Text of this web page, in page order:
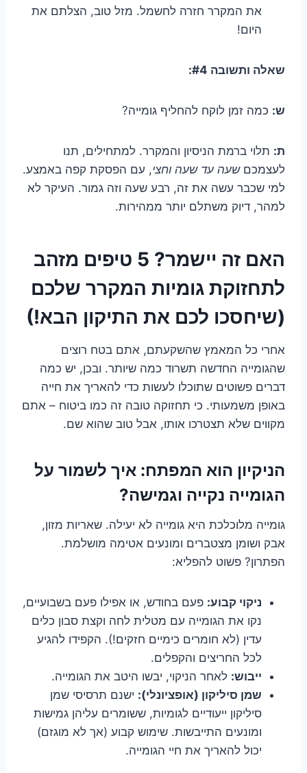
את המקרר חזרה לחשמל. מזל טוב, הצלתם את
היום!
שאלה ותשובה #4:
ש: כמה זמן לוקח להחליף גומייה?
ת: תלוי ברמת הניסיון והמקרר. למתחילים, תנו
לעצמכםשעה עד שעה וחצי, עם הפסקת קפה באמצע.
למי שכבר עשה את זה, רבע שעה וזה גמור. העיקר לא
למהר, דיוק משתלם יותר ממהירות.
האם זה יישמר? 5 טיפים מזהב
לתחזוקת גומיות המקרר שלכם
(שיחסכו לכם את התיקון הבא!)
אחרי כל המאמץ שהשקעתם, אתם בטח רוצים
שהגומייה החדשה תשרוד כמה שיותר. ובכן, יש כמה
דברים פשוטים שתוכלו לעשות כדי להאריך את חייה
באופן משמעותי. כי תחזוקה טובה זה כמו ביטוח – אתם
מקווים שלא תצטרכו אותו, אבל טוב שהוא שם.
הניקיון הוא המפתח: איך לשמור על
הגומייה נקייה וגמישה?
גומייה מלוכלכת היא גומייה לא יעילה. שאריות מזון,
אבק ושומן מצטברים ומונעים אטימה מושלמת.
הפתרון? פשוט להפליא:
ניקוי קבוע: פעם בחודש, או אפילו פעם בשבועיים,
נקו את הגומייה עם מטלית לחה וקצת סבון כלים
עדין (לא חומרים כימיים חזקים!). הקפידו להגיע
לכל החריצים והקפלים.
ייבוש: לאחר הניקוי, יבשו היטב את הגומייה.
שמן סיליקון (אופציונלי): ישנם תרסיסי שמן
סיליקון ייעודיים לגומיות, ששומרים עליהן גמישות
ומונעים התייבשות. שימוש קבוע (אך לא מוגזם)
יכול להאריך את חיי הגומייה.